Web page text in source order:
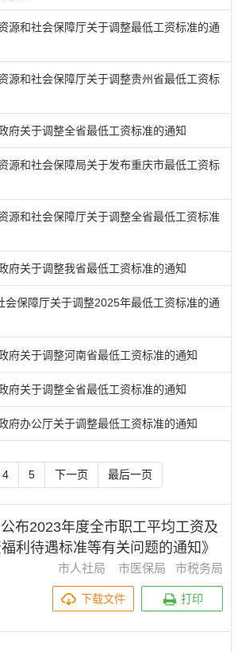
源和社会保障厅关于调整最低工资标准的通
源和社会保障厅关于调整贵州省最低工资标
府关于调整全省最低工资标准的通知
源和社会保障局关于发布重庆市最低工资标
源和社会保障厅关于调整全省最低工资标准
府关于调整我省最低工资标准的通知
会保障厅关于调整2025年最低工资标准的通
府关于调整河南省最低工资标准的通知
府关于调整全省最低工资标准的通知
府办公厅关于调整最低工资标准的通知
4 5 下一页 最后一页
公布2023年度全市职工平均工资及
利待遇标准等有关问题的通知》
市人社局 市医保局 市税务局
下载文件 打印